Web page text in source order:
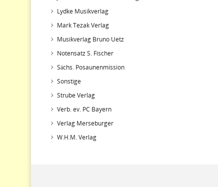
Lydke Musikverlag
Mark Tezak Verlag
Musikverlag Bruno Uetz
Notensatz S. Fischer
Sächs. Posaunenmission
Sonstige
Strube Verlag
Verb. ev. PC Bayern
Verlag Merseburger
W.H.M. Verlag